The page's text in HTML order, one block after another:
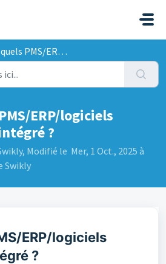
ERP/logiciels Swikly est intégré ?
ERP/logiciels
?
Modifié le Mer, 1 Oct., 2025 à
Swikly
ERP/logiciels
?